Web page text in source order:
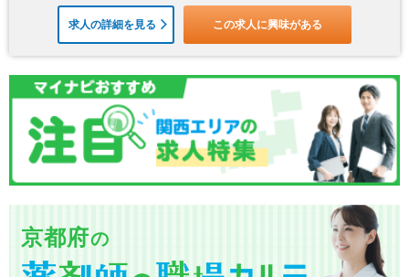
求人の詳細を見る この求人に興味がある
京都府の